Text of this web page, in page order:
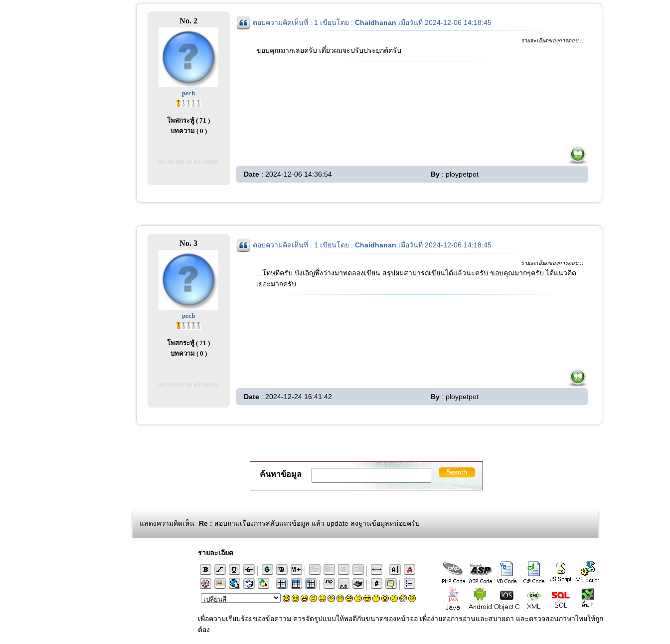
No. 2
pech
โพสกระทู้ ( 71 )
บทความ ( 0 )
ตอบความคิดเห็นที่ : 1 เขียนโดย : Chaidhanan เมื่อวันที่ 2024-12-06 14:18:45
รายละเอียดของการตอบ ::
ขอบคุณมากเลยครับ เดี๋ยวผมจะปรับประยุกต์ครับ
Date : 2024-12-06 14:36:54 By : ploypetpot
No. 3
pech
โพสกระทู้ ( 71 )
บทความ ( 0 )
ตอบความคิดเห็นที่ : 1 เขียนโดย : Chaidhanan เมื่อวันที่ 2024-12-06 14:18:45
รายละเอียดของการตอบ ::
...โทษทีครับ บังเอิญพึ่งว่างมาทดลองเขียน สรุปผมสามารถเขียนได้แล้วนะครับ ขอบคุณมากๆครับ ได้แนวคิด
เยอะมากครับ
Date : 2024-12-24 16:41:42 By : ploypetpot
ค้นหาข้อมูล
แสดงความคิดเห็น Re : สอบถามเรื่องการสลับแถวข้อมูล แล้ว update ลงฐานข้อมูลหน่อยครับ
รายละเอียด
เพื่อความเรียบร้อยของข้อความ ควรจัดรูปแบบให้พอดีกับขนาดของหน้าจอ เพื่อง่ายต่อการอ่านและสบายตา และตรวจสอบภาษาไทยให้ถูก
ต้อง